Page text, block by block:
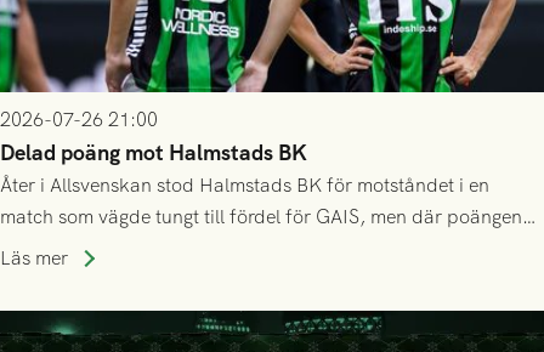
2026-07-26 21:00
Delad poäng mot Halmstads BK
Åter i Allsvenskan stod Halmstads BK för motståndet i en
match som vägde tungt till fördel för GAIS, men där poängen
delades efter dramatik på tilläggstid.
Läs mer